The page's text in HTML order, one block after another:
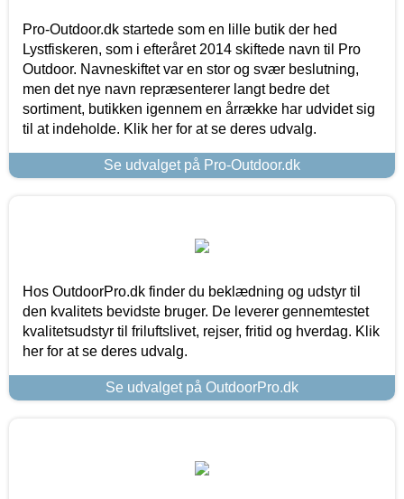
Pro-Outdoor.dk startede som en lille butik der hed
Lystfiskeren, som i efteråret 2014 skiftede navn til Pro
Outdoor. Navneskiftet var en stor og svær beslutning,
men det nye navn repræsenterer langt bedre det
sortiment, butikken igennem en årrække har udvidet sig
til at indeholde. Klik her for at se deres udvalg.
Se udvalget på Pro-Outdoor.dk
Hos OutdoorPro.dk finder du beklædning og udstyr til
den kvalitets bevidste bruger. De leverer gennemtestet
kvalitetsudstyr til friluftslivet, rejser, fritid og hverdag. Klik
her for at se deres udvalg.
Se udvalget på OutdoorPro.dk